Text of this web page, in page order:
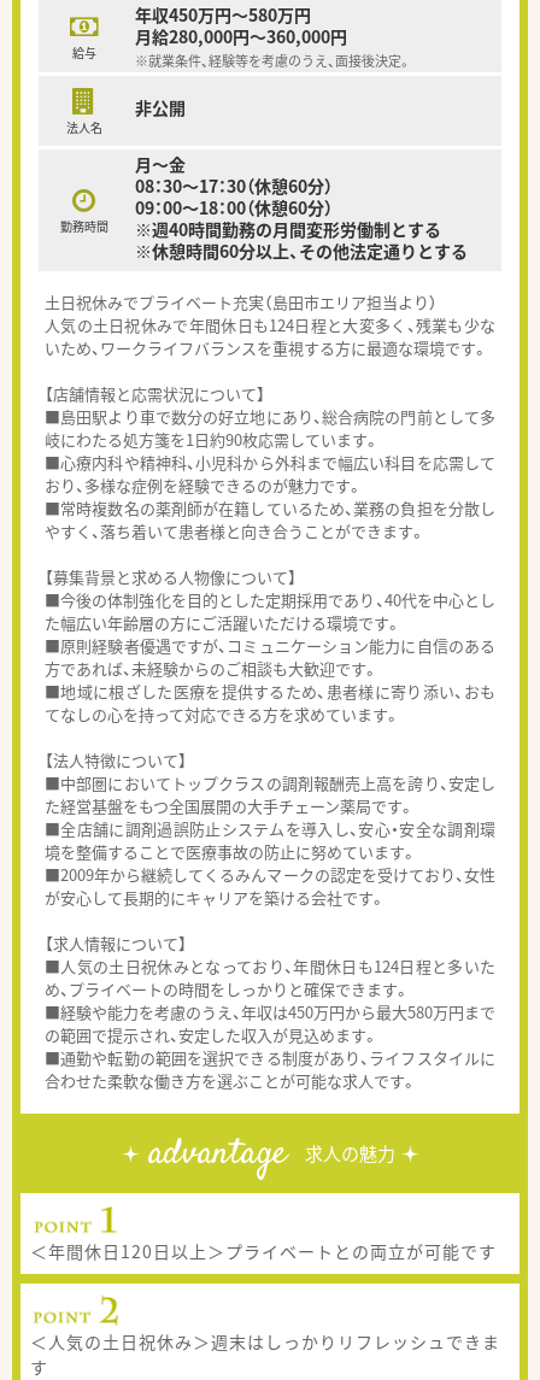
給与
年収450万円～580万円
月給280,000円～360,000円
※就業条件、経験等を考慮のうえ、面接後決定。
法人名
非公開
勤務時間
月～金
08：30～17：30（休憩60分）
09：00～18：00（休憩60分）
※週40時間勤務の月間変形労働制とする
※休憩時間60分以上、その他法定通りとする
土日祝休みでプライベート充実（島田市エリア担当より）
人気の土日祝休みで年間休日も124日程と大変多く、残業も少な
いため、ワークライフバランスを重視する方に最適な環境です。
【店舗情報と応需状況について】
■島田駅より車で数分の好立地にあり、総合病院の門前として多
岐にわたる処方箋を1日約90枚応需しています。
■心療内科や精神科、小児科から外科まで幅広い科目を応需して
おり、多様な症例を経験できるのが魅力です。
■常時複数名の薬剤師が在籍しているため、業務の負担を分散し
やすく、落ち着いて患者様と向き合うことができます。
【募集背景と求める人物像について】
■今後の体制強化を目的とした定期採用であり、40代を中心とし
た幅広い年齢層の方にご活躍いただける環境です。
■原則経験者優遇ですが、コミュニケーション能力に自信のある
方であれば、未経験からのご相談も大歓迎です。
■地域に根ざした医療を提供するため、患者様に寄り添い、おも
てなしの心を持って対応できる方を求めています。
【法人特徴について】
■中部圏においてトップクラスの調剤報酬売上高を誇り、安定し
た経営基盤をもつ全国展開の大手チェーン薬局です。
■全店舗に調剤過誤防止システムを導入し、安心・安全な調剤環
境を整備することで医療事故の防止に努めています。
■2009年から継続してくるみんマークの認定を受けており、女性
が安心して長期的にキャリアを築ける会社です。
【求人情報について】
■人気の土日祝休みとなっており、年間休日も124日程と多いた
め、プライベートの時間をしっかりと確保できます。
■経験や能力を考慮のうえ、年収は450万円から最大580万円まで
の範囲で提示され、安定した収入が見込めます。
■通勤や転勤の範囲を選択できる制度があり、ライフスタイルに
合わせた柔軟な働き方を選ぶことが可能な求人です。
advantage 求人の魅力
＜年間休日120日以上＞プライベートとの両立が可能です
＜人気の土日祝休み＞週末はしっかりリフレッシュできま
す